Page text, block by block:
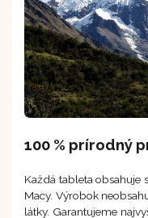
100 % prírodný
Každá tableta obsahuje
Macy. Výrobok
látky. Garantujeme